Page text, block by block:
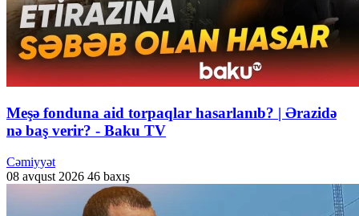
Meşə fonduna aid torpaqlar hasarlanıb? | Ərazidə
nə baş verir? - Baku TV
Cəmiyyət
08 avqust 2026 46 baxış